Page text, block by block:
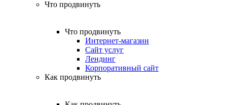
Что продвинуть
Что продвинуть
Интернет-магазин
Сайт услуг
Лендинг
Корпоративный сайт
Как продвинуть